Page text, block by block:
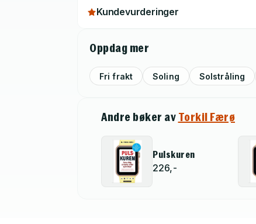
Kundevurderinger
Oppdag mer
Fri frakt Soling Solstråling
Andre bøker av Torkil Færø
Pulskuren
226,-